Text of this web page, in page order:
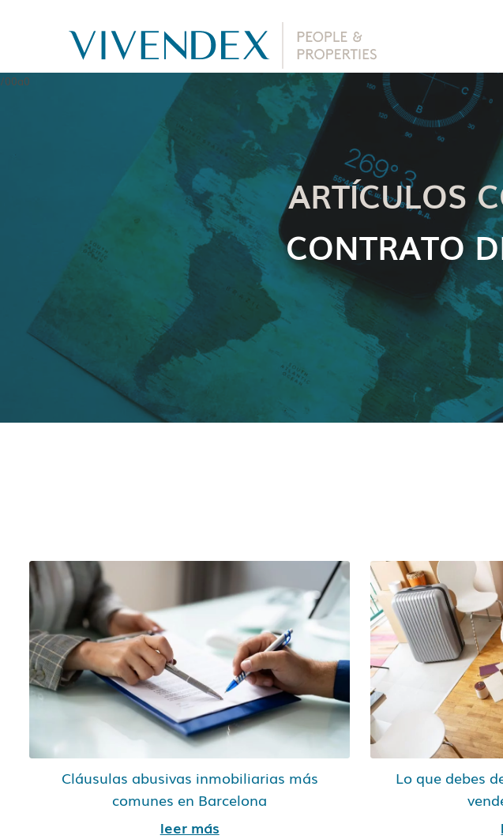
ARTÍCULOS
CONTRATO
Cláusulas abusivas inmobiliarias más
comunes en Barcelona
leer más
Lo que debes